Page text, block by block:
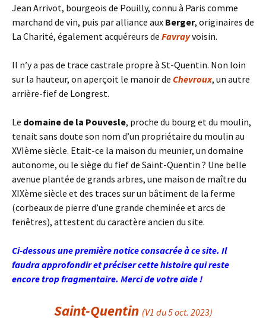
Jean Arrivot, bourgeois de Pouilly, connu à Paris comme
marchand de vin, puis par alliance aux Berger, originaires de
La Charité, également acquéreurs de Favrayvoisin.
Il n’y a pas de trace castrale propre à St-Quentin. Non loin
sur la hauteur, on aperçoit le manoir de Chevroux, un autre
arrière-fief de Longrest.
Le domaine de la Pouvesle, proche du bourg et du moulin,
tenait sans doute son nom d’un propriétaire du moulin au
XVIème siècle. Etait-ce la maison du meunier, un domaine
autonome, ou le siège du fief de Saint-Quentin ? Une belle
avenue plantée de grands arbres, une maison de maître du
XIXème siècle et des traces sur un bâtiment de la ferme
(corbeaux de pierre d’une grande cheminée et arcs de
fenêtres), attestent du caractère ancien du site.
Ci-dessous une première notice consacrée à ce site. Il
faudra approfondir et préciser cette histoire qui reste
encore trop fragmentaire. Merci de votre aide !
Saint-Quentin (V1 du 5 oct. 2023)